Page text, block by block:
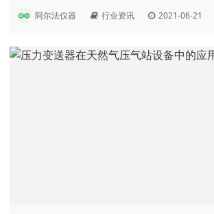
阿尔法仪器 行业资讯 2021-06-21